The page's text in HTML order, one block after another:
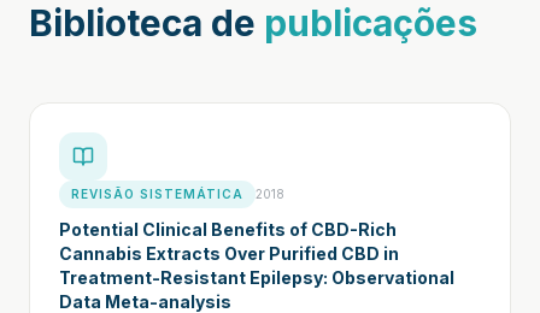
Biblioteca de publicações
REVISÃO SISTEMÁTICA 2018
Potential Clinical Benefits of CBD-Rich
Cannabis Extracts Over Purified CBD in
Treatment-Resistant Epilepsy: Observational
Data Meta-analysis